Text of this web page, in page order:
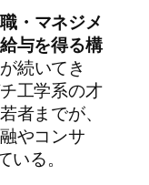
・マネジメ
与を得る構
続いてき
工学系の才
者までが、
やコンサ
る。